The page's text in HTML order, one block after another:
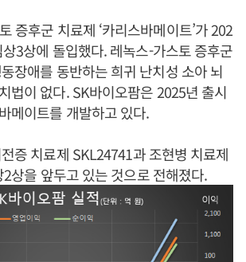
증후군 치료제 ‘카리스바메이트’가 202
3상에 돌입했다. 레녹스-가스토 증후군
장애를 동반하는 희귀 난치성 소아 뇌
법이 없다. SK바이오팜은 2025년 출시
메이트를 개발하고 있다.
증 치료제 SKL24741과 조현병 치료제
상을 앞두고 있는 것으로 전해졌다.